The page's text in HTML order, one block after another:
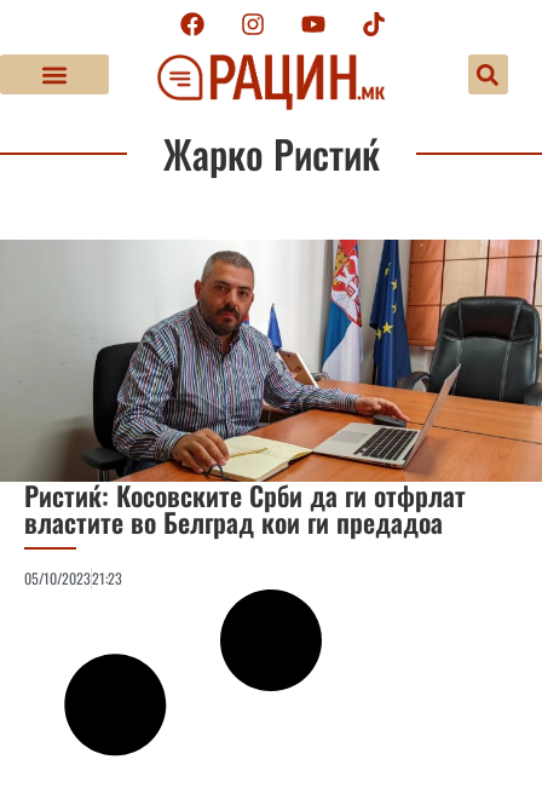
Жарко Ристиќ
Ристиќ: Косовските Срби да ги отфрлат
властите во Белград кои ги предадоа
05/10/202321:23